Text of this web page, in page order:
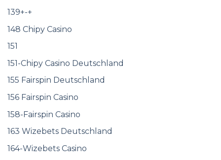
139+-+
148 Chipy Casino
151
151-Chipy Casino Deutschland
155 Fairspin Deutschland
156 Fairspin Casino
158-Fairspin Casino
163 Wizebets Deutschland
164-Wizebets Casino